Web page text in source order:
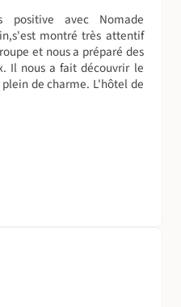
un délicat mélange de
d'entraide, de convivialité,
bonne volonté, d'une
ainsi que le respect
pas des imprévus sont
positive avec Nomade
montré très attentif
et nous a préparé des
Il nous a fait découvrir le
de charme. L'hôtel de